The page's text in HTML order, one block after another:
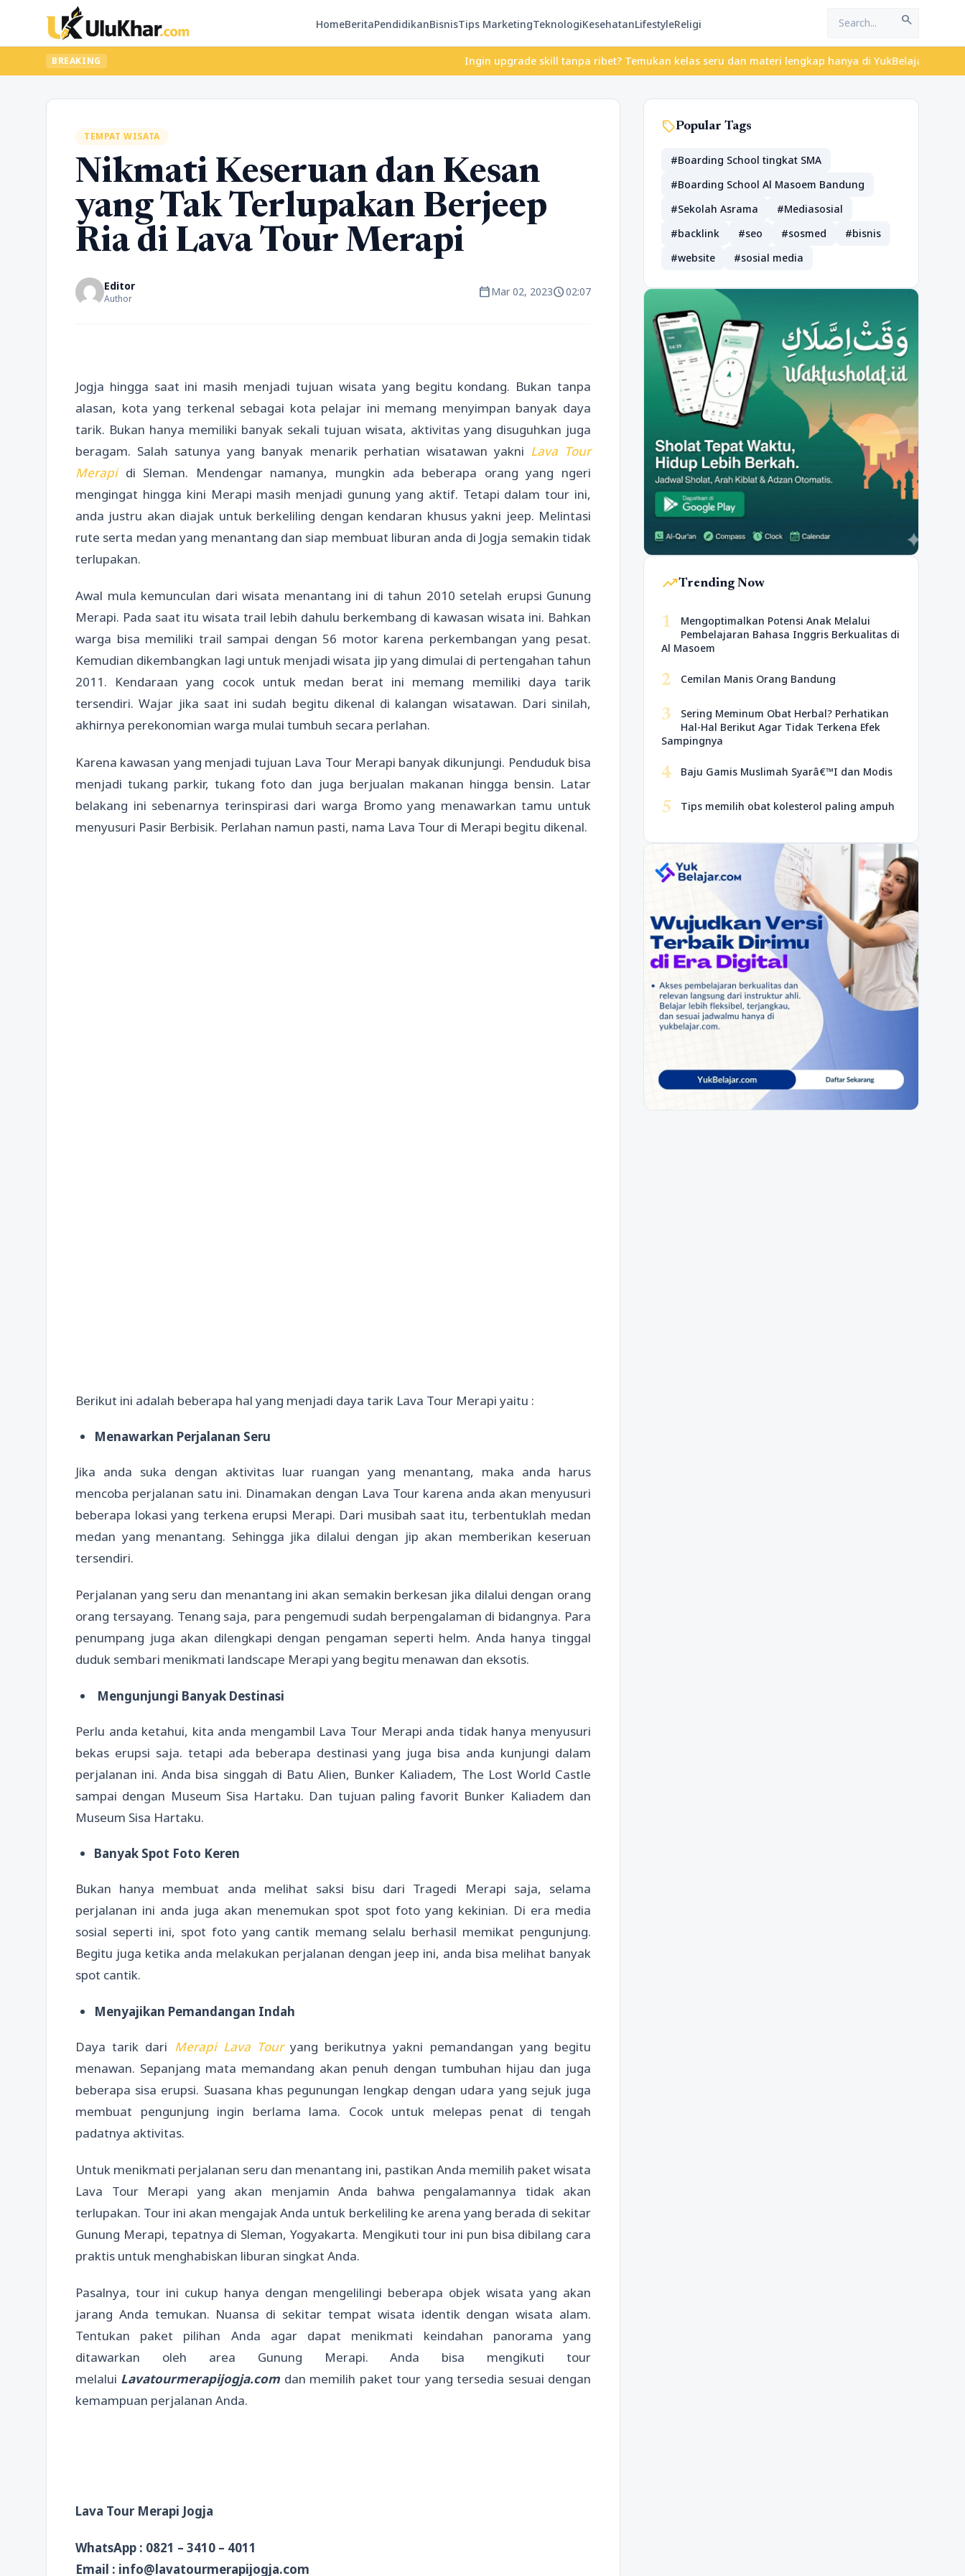
HomeBeritaPendidikanBisnisTips MarketingTeknologiKesehatanLifestyleReligi search
BREAKING Ingin upgrade skill tanpa ribet? Temukan kelas seru dan materi lengkap hanya di YukBelajar.com. Mulai
TEMPAT WISATA
Nikmati Keseruan dan Kesan
yang Tak Terlupakan Berjeep
Ria di Lava Tour Merapi
Editor
Author calendar_todayMar 02, 2023schedule02:07
Jogja hingga saat ini masih menjadi tujuan wisata yang begitu kondang. Bukan tanpa
alasan, kota yang terkenal sebagai kota pelajar ini memang menyimpan banyak daya
tarik. Bukan hanya memiliki banyak sekali tujuan wisata, aktivitas yang disuguhkan juga
beragam. Salah satunya yang banyak menarik perhatian wisatawan yakni Lava Tour
Merapidi Sleman. Mendengar namanya, mungkin ada beberapa orang yang ngeri
mengingat hingga kini Merapi masih menjadi gunung yang aktif. Tetapi dalam tour ini,
anda justru akan diajak untuk berkeliling dengan kendaran khusus yakni jeep. Melintasi
rute serta medan yang menantang dan siap membuat liburan anda di Jogja semakin tidak
terlupakan.
Awal mula kemunculan dari wisata menantang ini di tahun 2010 setelah erupsi Gunung
Merapi. Pada saat itu wisata trail lebih dahulu berkembang di kawasan wisata ini. Bahkan
warga bisa memiliki trail sampai dengan 56 motor karena perkembangan yang pesat.
Kemudian dikembangkan lagi untuk menjadi wisata jip yang dimulai di pertengahan tahun
2011. Kendaraan yang cocok untuk medan berat ini memang memiliki daya tarik
tersendiri. Wajar jika saat ini sudah begitu dikenal di kalangan wisatawan. Dari sinilah,
akhirnya perekonomian warga mulai tumbuh secara perlahan.
Karena kawasan yang menjadi tujuan Lava Tour Merapi banyak dikunjungi. Penduduk bisa
menjadi tukang parkir, tukang foto dan juga berjualan makanan hingga bensin. Latar
belakang ini sebenarnya terinspirasi dari warga Bromo yang menawarkan tamu untuk
menyusuri Pasir Berbisik. Perlahan namun pasti, nama Lava Tour di Merapi begitu dikenal.
Berikut ini adalah beberapa hal yang menjadi daya tarik Lava Tour Merapi yaitu :
Menawarkan Perjalanan Seru
Jika anda suka dengan aktivitas luar ruangan yang menantang, maka anda harus
mencoba perjalanan satu ini. Dinamakan dengan Lava Tour karena anda akan menyusuri
beberapa lokasi yang terkena erupsi Merapi. Dari musibah saat itu, terbentuklah medan
medan yang menantang. Sehingga jika dilalui dengan jip akan memberikan keseruan
tersendiri.
Perjalanan yang seru dan menantang ini akan semakin berkesan jika dilalui dengan orang
orang tersayang. Tenang saja, para pengemudi sudah berpengalaman di bidangnya. Para
penumpang juga akan dilengkapi dengan pengaman seperti helm. Anda hanya tinggal
duduk sembari menikmati landscape Merapi yang begitu menawan dan eksotis.
Mengunjungi Banyak Destinasi
Perlu anda ketahui, kita anda mengambil Lava Tour Merapi anda tidak hanya menyusuri
bekas erupsi saja. tetapi ada beberapa destinasi yang juga bisa anda kunjungi dalam
perjalanan ini. Anda bisa singgah di Batu Alien, Bunker Kaliadem, The Lost World Castle
sampai dengan Museum Sisa Hartaku. Dan tujuan paling favorit Bunker Kaliadem dan
Museum Sisa Hartaku.
Banyak Spot Foto Keren
Bukan hanya membuat anda melihat saksi bisu dari Tragedi Merapi saja, selama
perjalanan ini anda juga akan menemukan spot spot foto yang kekinian. Di era media
sosial seperti ini, spot foto yang cantik memang selalu berhasil memikat pengunjung.
Begitu juga ketika anda melakukan perjalanan dengan jeep ini, anda bisa melihat banyak
spot cantik.
Menyajikan Pemandangan Indah
Daya tarik dari Merapi Lava Touryang berikutnya yakni pemandangan yang begitu
menawan. Sepanjang mata memandang akan penuh dengan tumbuhan hijau dan juga
beberapa sisa erupsi. Suasana khas pegunungan lengkap dengan udara yang sejuk juga
membuat pengunjung ingin berlama lama. Cocok untuk melepas penat di tengah
padatnya aktivitas.
Untuk menikmati perjalanan seru dan menantang ini, pastikan Anda memilih paket wisata
Lava Tour Merapi yang akan menjamin Anda bahwa pengalamannya tidak akan
terlupakan. Tour ini akan mengajak Anda untuk berkeliling ke arena yang berada di sekitar
Gunung Merapi, tepatnya di Sleman, Yogyakarta. Mengikuti tour ini pun bisa dibilang cara
praktis untuk menghabiskan liburan singkat Anda.
Pasalnya, tour ini cukup hanya dengan mengelilingi beberapa objek wisata yang akan
jarang Anda temukan. Nuansa di sekitar tempat wisata identik dengan wisata alam.
Tentukan paket pilihan Anda agar dapat menikmati keindahan panorama yang
ditawarkan oleh area Gunung Merapi. Anda bisa mengikuti tour
melalui Lavatourmerapijogja.com dan memilih paket tour yang tersedia sesuai dengan
kemampuan perjalanan Anda.
Lava Tour Merapi Jogja
WhatsApp : 0821 – 3410 – 4011
Email : info@lavatourmerapijogja.com
sellPopular Tags
#Boarding School tingkat SMA
#Boarding School Al Masoem Bandung
#Sekolah Asrama
#Mediasosial
#backlink
#seo #sosmed
#bisnis
#website
#sosial media
trending_upTrending Now
1
Mengoptimalkan Potensi Anak Melalui
Pembelajaran Bahasa Inggris Berkualitas di
Al Masoem
2 Cemilan Manis Orang Bandung
3
Sering Meminum Obat Herbal? Perhatikan
Hal-Hal Berikut Agar Tidak Terkena Efek
Sampingnya
4 Baju Gamis Muslimah Syarâ€™I dan Modis
5 Tips memilih obat kolesterol paling ampuh